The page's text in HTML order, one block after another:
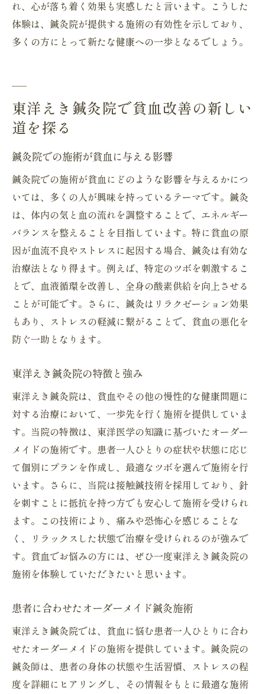
れ、心が落ち着く効果も実感したと言います。こうした
体験は、鍼灸院が提供する施術の有効性を示しており、
多くの方にとって新たな健康への一歩となるでしょう。
東洋えき鍼灸院で貧血改善の新しい
道を探る
鍼灸院での施術が貧血に与える影響
鍼灸院での施術が貧血にどのような影響を与えるかにつ
いては、多くの人が興味を持っているテーマです。鍼灸
は、体内の気と血の流れを調整することで、エネルギー
バランスを整えることを目指しています。特に貧血の原
因が血流不良やストレスに起因する場合、鍼灸は有効な
治療法となり得ます。例えば、特定のツボを刺激するこ
とで、血液循環を改善し、全身の酸素供給を向上させる
ことが可能です。さらに、鍼灸はリラクゼーション効果
もあり、ストレスの軽減に繋がることで、貧血の悪化を
防ぐ一助となります。
東洋えき鍼灸院の特徴と強み
東洋えき鍼灸院は、貧血やその他の慢性的な健康問題に
対する治療において、一歩先を行く施術を提供していま
す。当院の特徴は、東洋医学の知識に基づいたオーダー
メイドの施術です。患者一人ひとりの症状や状態に応じ
て個別にプランを作成し、最適なツボを選んで施術を行
います。さらに、当院は接触鍼技術を採用しており、針
を刺すことに抵抗を持つ方でも安心して施術を受けられ
ます。この技術により、痛みや恐怖心を感じることな
く、リラックスした状態で治療を受けられるのが強みで
す。貧血でお悩みの方には、ぜひ一度東洋えき鍼灸院の
施術を体験していただきたいと思います。
患者に合わせたオーダーメイド鍼灸施術
東洋えき鍼灸院では、貧血に悩む患者一人ひとりに合わ
せたオーダーメイドの施術を提供しています。鍼灸院の
鍼灸師は、患者の身体の状態や生活習慣、ストレスの程
度を詳細にヒアリングし、その情報をもとに最適な施術